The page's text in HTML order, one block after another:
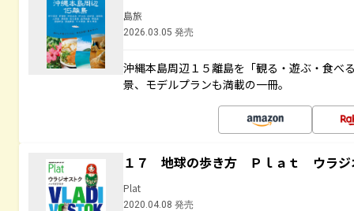
島旅
2026.03.05 発売
沖縄本島周辺１５離島を「観る・遊ぶ・食
景、モデルプランも満載の一冊。
１７ 地球の歩き方 Ｐｌａｔ ウラジ
Plat
2020.04.08 発売